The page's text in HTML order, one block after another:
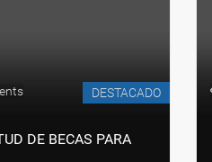
DESTACADO
DE BECAS PARA